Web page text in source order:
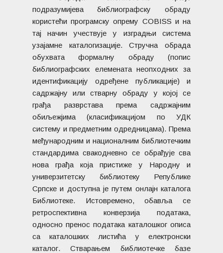
подразумијева библиографску обраду
користећи програмску опрему COBISS и на
тај начин учествује у изградњи система
узајамне каталогизације. Стручна обрада
обухвата формалну обраду (попис
библиографских елемената неопходних за
идентификацију одређене публикације) и
садржајну или стварну обраду у којој се
грађа разврстава према садржајним
обиљежјима (класификацијом по УДК
систему и предметним одредницама). Према
међународним и националним библиотечким
стандардима свакодневно се обрађује сва
нова грађа која пристиже у Народну и
унивeрзитeтску библиотеку Републике
Српске и доступна је путем онлајн каталога
Библиотеке. Истовремено, обавља се
ретроспективна конверзија података,
односно пренос података каталошког описа
са каталошких листића у електронски
каталог. Стварањем библиотечке базе